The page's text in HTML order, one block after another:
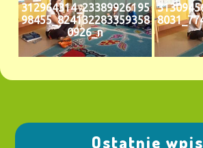
312964314_23389926195
98455_824132283359358
0926_n
Ostatnie